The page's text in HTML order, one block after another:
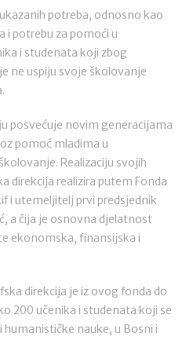
potreba, odnosno kao
i potrebu za pomoći u
i studenata koji zbog
ne uspiju svoje školovanje
posvećuje novim generacijama
pomoć mladima u
Realizaciju svojih
direkcija realizira putem Fonda
i utemeljitelj prvi predsjednik
a čija je osnovna djelatnost
ekonomska, finansijska i
direkcija je iz ovog fonda do
200 učenika i studenata koji se
nauke, u Bosni i